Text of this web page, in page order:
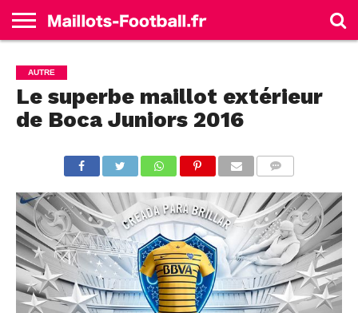
ALLEMAGNE
ANGLETERRE
ESPAGNE
FRANCE
ITALIE
SÉLECTIONS
MARQUES
AUTRE
Le superbe maillot extérieur
de Boca Juniors 2016